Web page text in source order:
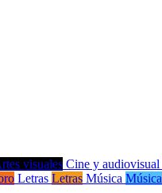
visuales Cine y audiovisual
Letras Letras Música Música